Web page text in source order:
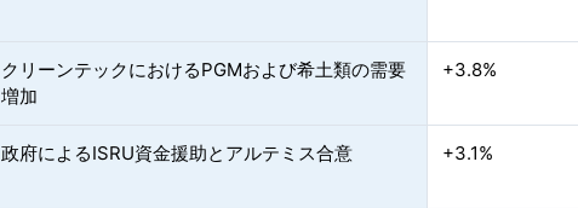
クリーンテックにおけるPGMおよび希土類の需要
増加
+3.8%
政府によるISRU資金援助とアルテミス合意 +3.1%